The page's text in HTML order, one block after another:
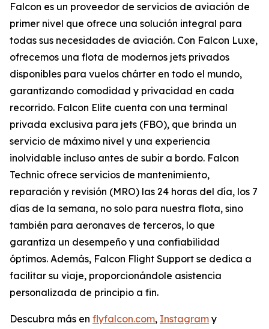
Falcon es un proveedor de servicios de aviación de
primer nivel que ofrece una solución integral para
todas sus necesidades de aviación. Con Falcon Luxe,
ofrecemos una flota de modernos jets privados
disponibles para vuelos chárter en todo el mundo,
garantizando comodidad y privacidad en cada
recorrido. Falcon Elite cuenta con una terminal
privada exclusiva para jets (FBO), que brinda un
servicio de máximo nivel y una experiencia
inolvidable incluso antes de subir a bordo. Falcon
Technic ofrece servicios de mantenimiento,
reparación y revisión (MRO) las 24 horas del día, los 7
días de la semana, no solo para nuestra flota, sino
también para aeronaves de terceros, lo que
garantiza un desempeño y una confiabilidad
óptimos. Además, Falcon Flight Support se dedica a
facilitar su viaje, proporcionándole asistencia
personalizada de principio a fin.
Descubra más en flyfalcon.com, Instagram y